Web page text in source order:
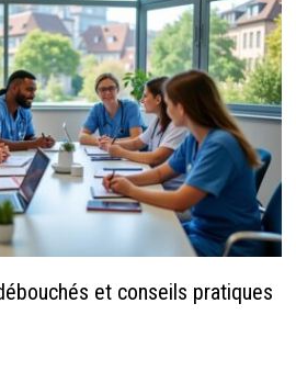
et conseils pratiques